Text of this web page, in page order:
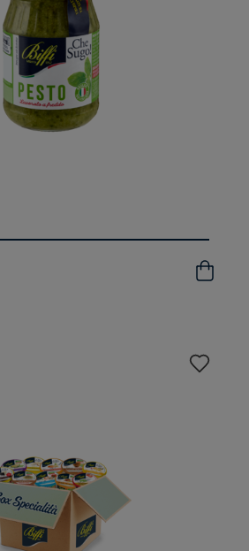
Acquista
Aggiungi